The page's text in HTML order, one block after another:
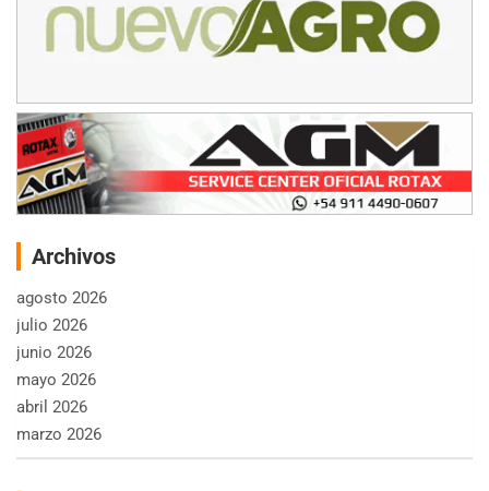
Archivos
agosto 2026
julio 2026
junio 2026
mayo 2026
abril 2026
marzo 2026